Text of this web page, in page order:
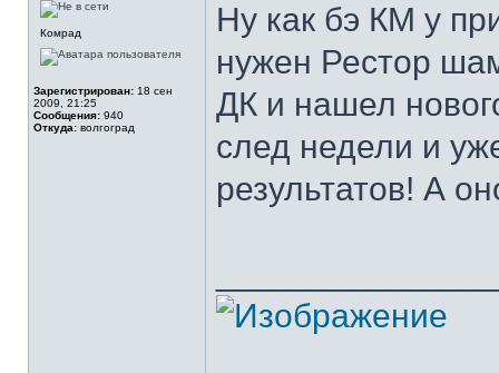
Комрад
Зарегистрирован: 18 сен
2009, 21:25
Сообщения: 940
Откуда: волгоград
Ну как бэ КМ у
нужен Рестор
ДК и нашел
след недели и
результатов! А